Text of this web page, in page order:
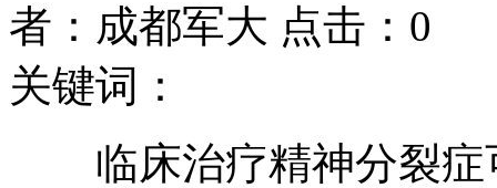
者：成都军大 点击：0
关键词：
临床治疗精神分裂症